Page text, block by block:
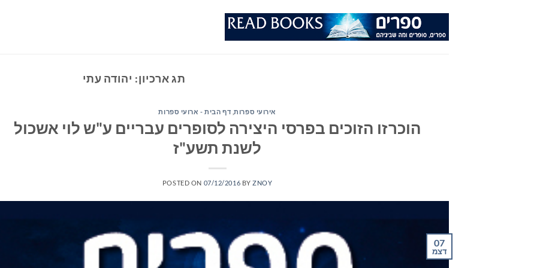
תג ארכיון: יהודה עתי
אירועי ספרות, דף הבית - ארועי ספרות
הוכרזו הזוכים בפרסי היצירה לסופרים עבריים ע"ש לוי אשכול
לשנת תשע"ז
POSTED ON 07/12/2016 BYZNOY
07
דצמ